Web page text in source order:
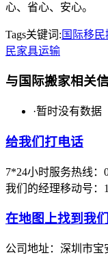
心、省心、安心。
Tags关键词: 国际移民
民家具运输
与国际搬家相关
·暂时没有数据
给我们打电话
7*24小时服务热线：
我们的经理移动号：
在地图上找到我们
公司地址：深圳市宝